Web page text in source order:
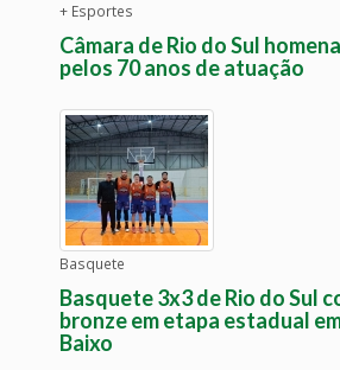
+ Esportes
Câmara de Rio do Sul
pelos 70 anos de atuação
Basquete
Basquete 3x3 de Rio do Sul
bronze em etapa estadual
Baixo